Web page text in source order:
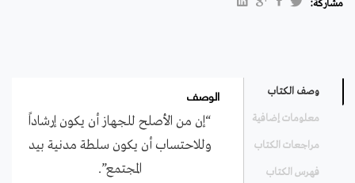
مشاركة:
وصف الكتاب
معلومات إضافية
مراجعات الكتاب
فهرس الكتاب
الوصف
“إن من الأصلح للجهاز أن يكون إرشاداً
وللاحتساب أن يكون سلطة مدنية بيد
المجتمع”.